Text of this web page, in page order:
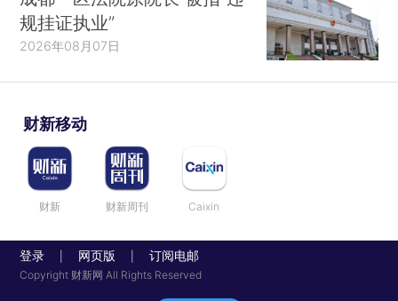
规挂证执业”
2026年08月07日
财新移动
财新 财新周刊 Caixin
登录 网页版 订阅电邮
Copyright 财新网 All Rights Reserved